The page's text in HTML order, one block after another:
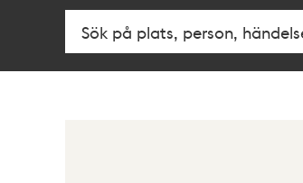
Fritextsök